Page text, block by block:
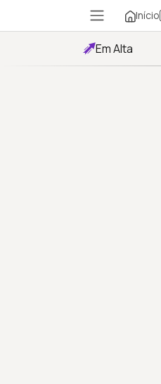
Início
Em Alta